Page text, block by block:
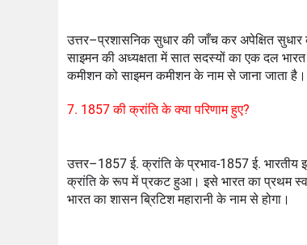
उत्तर–प्रशासनिक सुधार की जाँच कर अपेक्षित
साइमन की अध्यक्षता में सात सदस्यों का एक दल
कमीशन को साइमन कमीशन के नाम से जाना जाता
7. 1857 की क्रांति के क्या परिणाम हुए?
उत्तर–1857 ई. क्रांति के प्रभाव-1857 ई. भारतीय
क्रांति के रूप में प्रकट हुआ। इसे भारत का प्रथम
भारत का शासन ब्रिटिश महारानी के नाम से होगा।